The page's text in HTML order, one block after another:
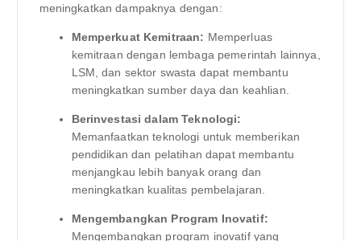
meningkatkan dampaknya dengan:
Memperkuat Kemitraan: Memperluas
kemitraan dengan lembaga pemerintah lainnya,
LSM, dan sektor swasta dapat membantu
meningkatkan sumber daya dan keahlian.
Berinvestasi dalam Teknologi:
Memanfaatkan teknologi untuk memberikan
pendidikan dan pelatihan dapat membantu
menjangkau lebih banyak orang dan
meningkatkan kualitas pembelajaran.
Mengembangkan Program Inovatif:
Mengembangkan program inovatif yang